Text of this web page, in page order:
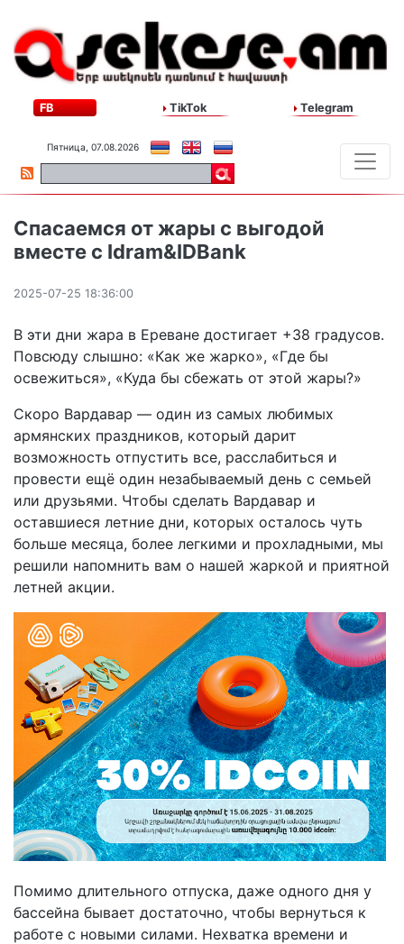
FB TikTok Telegram
Пятница, 07.08.2026
Спасаемся от жары с выгодой
вместе с Idram&IDBank
2025-07-25 18:36:00
В эти дни жара в Ереване достигает +38 градусов.
Повсюду слышно: «Как же жарко», «Где бы
освежиться», «Куда бы сбежать от этой жары?»
Скоро Вардавар — один из самых любимых
армянских праздников, который дарит
возможность отпустить все, расслабиться и
провести ещё один незабываемый день с семьей
или друзьями. Чтобы сделать Вардавар и
оставшиеся летние дни, которых осталось чуть
больше месяца, более легкими и прохладными, мы
решили напомнить вам о нашей жаркой и приятной
летней акции.
Помимо длительного отпуска, даже одного дня у
бассейна бывает достаточно, чтобы вернуться к
работе с новыми силами. Нехватка времени и